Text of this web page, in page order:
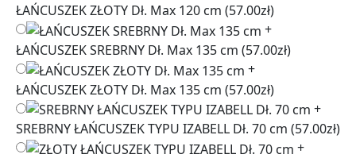
ŁAŃCUSZEK ZŁOTY Dł. Max 120 cm (57.00zł)
+
ŁAŃCUSZEK SREBRNY Dł. Max 135 cm (57.00zł)
+
ŁAŃCUSZEK ZŁOTY Dł. Max 135 cm (57.00zł)
+
SREBRNY ŁAŃCUSZEK TYPU IZABELL Dł. 70 cm (57.00zł)
+